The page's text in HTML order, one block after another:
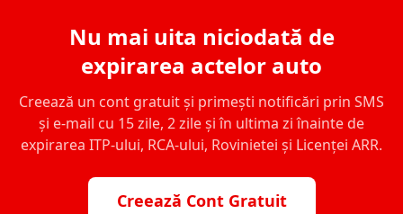
Nu mai uita niciodată de
expirarea actelor auto
Creează un cont gratuit și primești notificări prin SMS
și e-mail cu 15 zile, 2 zile și în ultima zi înainte de
expirarea ITP-ului, RCA-ului, Rovinietei și Licenței ARR.
Creează Cont Gratuit